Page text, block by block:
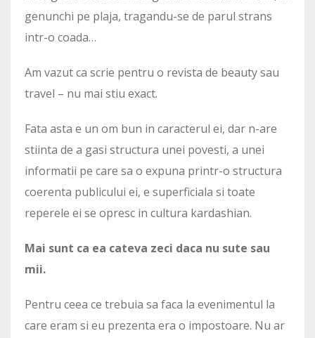
genunchi pe plaja, tragandu-se de parul strans
intr-o coada…
Am vazut ca scrie pentru o revista de beauty sau
travel – nu mai stiu exact.
Fata asta e un om bun in caracterul ei, dar n-are
stiinta de a gasi structura unei povesti, a unei
informatii pe care sa o expuna printr-o structura
coerenta publicului ei, e superficiala si toate
reperele ei se opresc in cultura kardashian.
Mai sunt ca ea cateva zeci daca nu sute sau
mii.
Pentru ceea ce trebuia sa faca la evenimentul la
care eram si eu prezenta era o impostoare. Nu ar